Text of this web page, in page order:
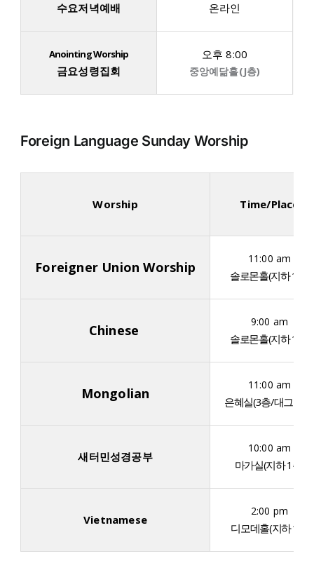
수요저녁예배
온라인
Anointing Worship
금요성령집회
오후 8:00
중앙예닮홀(J층)
Foreign Language Sunday Worship
Worship Time/Place
Foreigner Union Worship
11:00 am
솔로몬홀(지하 1층)
Chinese
9:00 am
솔로몬홀(지하 1층)
Mongolian
11:00 am
은혜실(3층/대그룹실)
새터민성경공부
10:00 am
마가실(지하 1층)
Vietnamese
2:00 pm
디모데홀(지하 1층)